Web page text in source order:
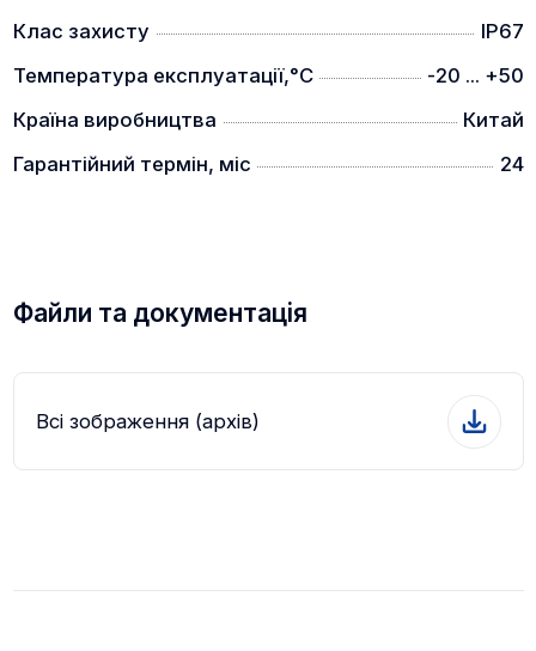
АКУМУЛЯТОР 18650х1
КОМПЛЕКТАЦІЯ
Клас захисту
IP67
Температура експлуатації,°C
-20 ... +50
Країна виробництва
Китай
Гарантійний термін, міс
24
Файли та документація
Всі зображення (архів)